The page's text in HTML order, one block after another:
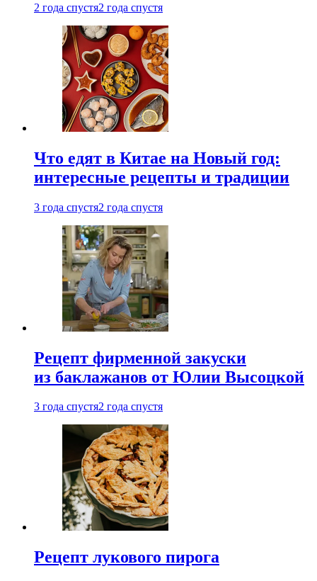
2 года спустя2 года спустя
Что едят в Китае на Новый год:
интересные рецепты и традиции
3 года спустя2 года спустя
Рецепт фирменной закуски
из баклажанов от Юлии Высоцкой
3 года спустя2 года спустя
Рецепт лукового пирога